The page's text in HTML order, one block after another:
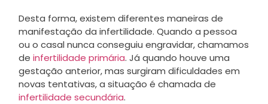
Desta forma, existem diferentes maneiras de
manifestação da infertilidade. Quando a pessoa
ou o casal nunca conseguiu engravidar, chamamos
de infertilidade primária. Já quando houve uma
gestação anterior, mas surgiram dificuldades em
novas tentativas, a situação é chamada de
infertilidade secundária.